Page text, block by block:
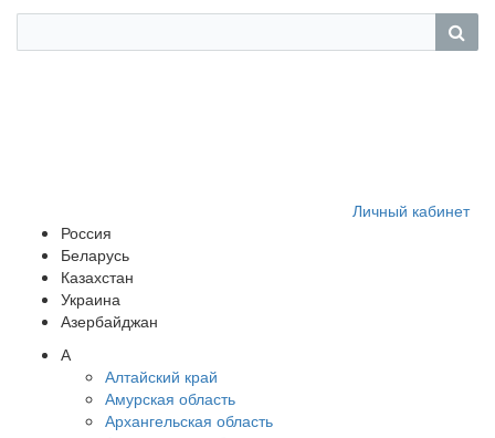
Личный кабинет
Россия
Беларусь
Казахстан
Украина
Азербайджан
А
Алтайский край
Амурская область
Архангельская область